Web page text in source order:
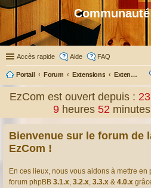
Accès rapide Aide FAQ
Portail Forum Extensions Extensions présentées & traduites
EzCom est ouvert depuis : 23
9 heures 52 minutes
Bienvenue sur le forum de
EzCom !
En ces lieux, nous vous aidons à mettre
forum phpBB 3.1.x, 3.2.x, 3.3.x & 4.0.x